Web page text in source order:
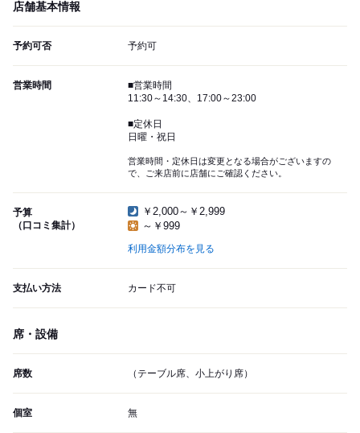
店舗基本情報
予約可否 予約可
営業時間
■営業時間
11:30～14:30、17:00～23:00
■定休日
日曜・祝日
営業時間・定休日は変更となる場合がございますの
で、ご来店前に店舗にご確認ください。
予算
（口コミ集計）
￥2,000～￥2,999
～￥999
利用金額分布を見る
支払い方法 カード不可
席・設備
席数 （テーブル席、小上がり席）
個室 無